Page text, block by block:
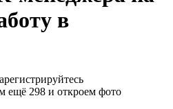
в
ещё 298 и откроем фото